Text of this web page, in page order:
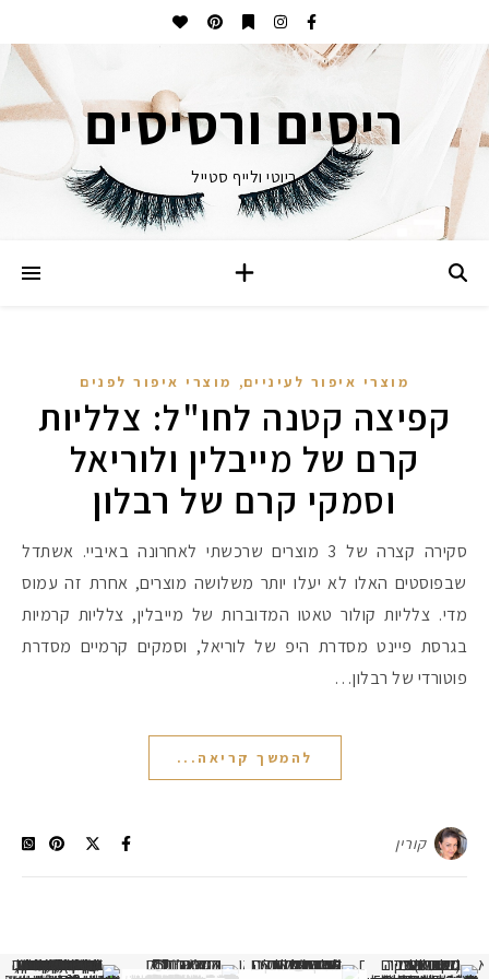
ריסים ורסיסים
ביוטי ולייף סטייל
מוצרי איפור לעיניים, מוצרי איפור לפנים
קפיצה קטנה לחו"ל: צלליות
קרם של מייבלין ולוריאל
וסמקי קרם של רבלון
סקירה קצרה של 3 מוצרים שרכשתי לאחרונה באיביי. אשתדל
שבפוסטים האלו לא יעלו יותר משלושה מוצרים, אחרת זה עמוס
מדי. צלליות קולור טאטו המדוברות של מייבלין, צלליות קרמיות
בגרסת פיינט מסדרת היפ של לוריאל, וסמקים קרמיים מסדרת
פוטורדי של רבלון…
להמשך קריאה...
קורין
תמונה כבר חודשיים
איזו אהבתם יותר? הראשונה או